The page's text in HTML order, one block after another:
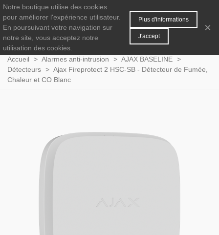
0 MENU
Accueil > Alarmes anti-intrusion > AJAX BASELINE >
Détecteurs > Ajax Fireprotect 2 HSC-SB - Détecteur de Fumée,
Chaleur et CO Blanc
Notre boutique utilise des cookies
pour améliorer l'expérience utilisateur.
En poursuivant votre navigation sur
notre site, vous acceptez notre
utilisation des cookies.
Plus d'informations
J'accept
×